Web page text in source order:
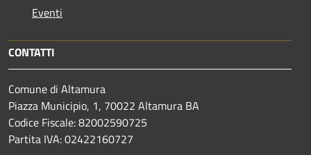
Eventi
CONTATTI
Comune di Altamura
Piazza Municipio, 1, 70022 Altamura BA
Codice Fiscale: 82002590725
Partita IVA: 02422160727